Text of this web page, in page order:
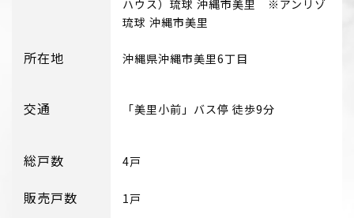
ハウス）琉球 沖縄市美里 ※アンリゾ
琉球 沖縄市美里
所在地 沖縄県沖縄市美里6丁目
交通 「美里小前」バス停 徒歩9分
総戸数 4戸
販売戸数 1戸